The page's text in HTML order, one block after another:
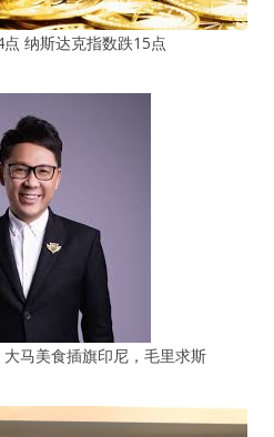
纳斯达克指数跌15点
马美食插旗印尼，毛里求斯